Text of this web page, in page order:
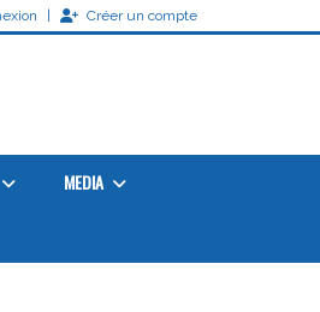
Créer un compte
MEDIA